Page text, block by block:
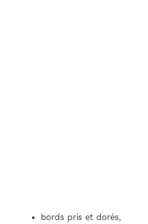
bords pris et dorés,